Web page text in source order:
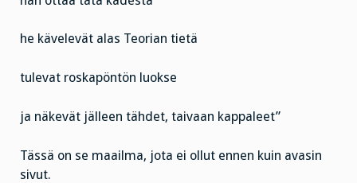
he kävelevät alas Teorian tietä
tulevat roskapöntön luokse
ja näkevät jälleen tähdet, taivaan kappaleet”
Tässä on se maailma, jota ei ollut ennen kuin avasin
sivut.